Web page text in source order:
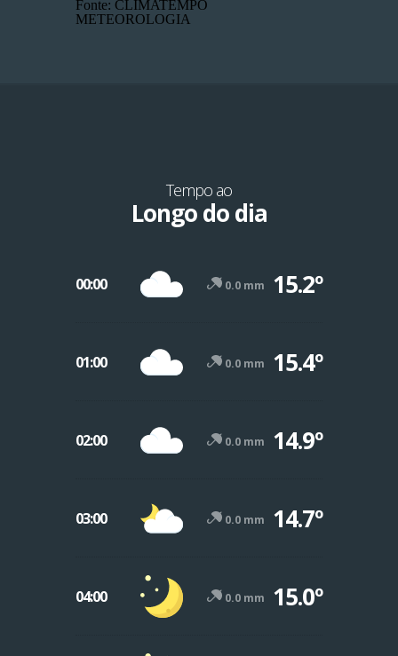
Fonte: CLIMATEMPO
METEOROLOGIA
Tempo ao
Longo do dia
00:00 0.0 mm 15.2º
01:00 0.0 mm 15.4º
02:00 0.0 mm 14.9º
03:00 0.0 mm 14.7º
04:00 0.0 mm 15.0º